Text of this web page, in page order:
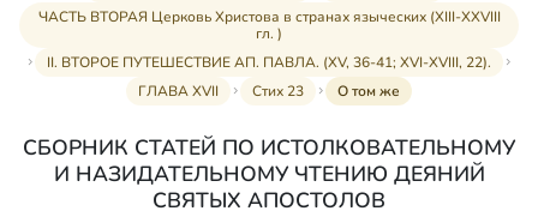
ЧАСТЬ ВТОРАЯ Церковь Христова в странах языческих (XIII-XXVIII
гл. )
II. ВТОРОЕ ПУТЕШЕСТВИЕ АП. ПАВЛА. (XV, 36-41; XVI-XVIII, 22).
ГЛАВА XVII
Стих 23 О том же
СБОРНИК СТАТЕЙ ПО ИСТОЛКОВАТЕЛЬНОМУ
И НАЗИДАТЕЛЬНОМУ ЧТЕНИЮ ДЕЯНИЙ
СВЯТЫХ АПОСТОЛОВ